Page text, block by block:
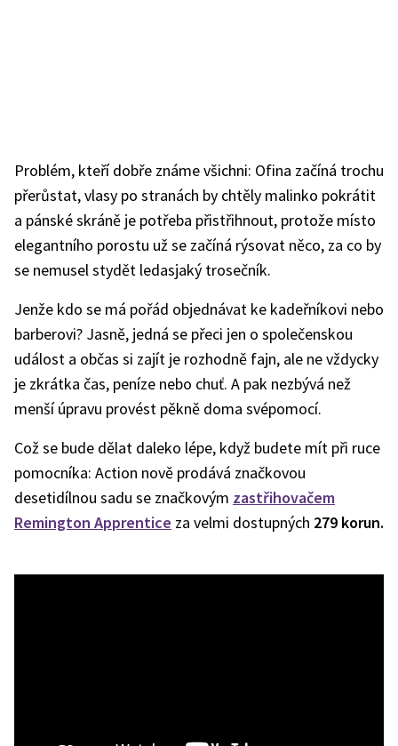
Problém, kteří dobře známe všichni: Ofina začíná trochu
přerůstat, vlasy po stranách by chtěly malinko pokrátit
a pánské skráně je potřeba přistřihnout, protože místo
elegantního porostu už se začíná rýsovat něco, za co by
se nemusel stydět ledasjaký trosečník.
Jenže kdo se má pořád objednávat ke kadeřníkovi nebo
barberovi? Jasně, jedná se přeci jen o společenskou
událost a občas si zajít je rozhodně fajn, ale ne vždycky
je zkrátka čas, peníze nebo chuť. A pak nezbývá než
menší úpravu provést pěkně doma svépomocí.
Což se bude dělat daleko lépe, když budete mít při ruce
pomocníka: Action nově prodává značkovou
desetidílnou sadu se značkovým zastřihovačem
Remington Apprentice za velmi dostupných 279 korun.